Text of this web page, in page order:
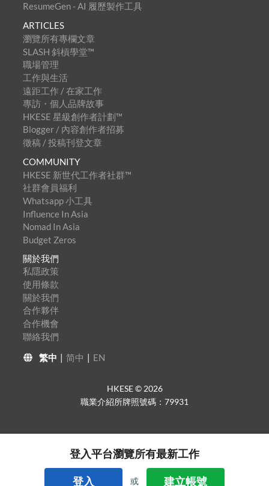
ResumeGen - AI 履歷製作工具
ARTICLES
瀏覽所有專欄文章
SLASH 斜槓學堂™
職場管理
工作與生活
遠距工作 / 在家工作
專訪・個人品牌故事
HKESE 星級創作者計劃™
Blogger / 內容創作者招募
徵稿 / 投稿刊登文章
COMMUNITY
HKESE 新世代工作者社群™
社群會員福利
Whatsapp 小工具
Influence In Asia
Nomad In Asia
Budget Zeros
關於我們
私隱政策
使用條款
關於我們
合作夥伴
合作機會
聯絡我們
繁中 | 简中 | EN
HKESE © 2026
職業介紹所牌照號碼：79931
登入平台瀏覽所有最新工作
登入 或 建立帳號